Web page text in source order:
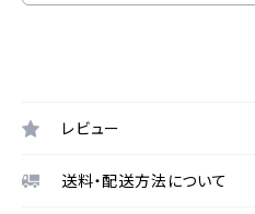
レビュー
送料・配送方法について